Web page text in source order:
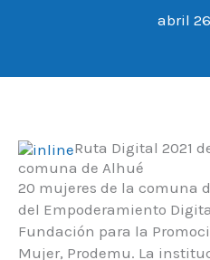
abril
Ruta Digital 2021
comuna de Alhué
20 mujeres de la comuna
del Empoderamiento
Fundación para la
Mujer, Prodemu. La